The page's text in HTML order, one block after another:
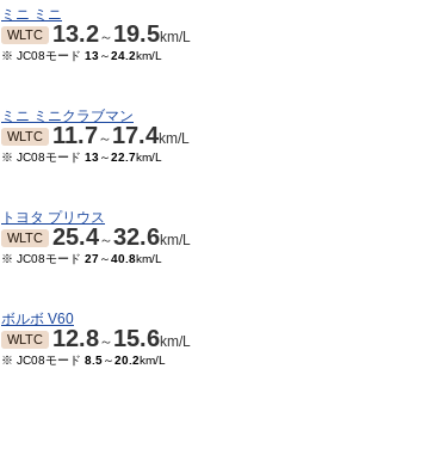
ミニ ミニ
WLTC 13.2～ 19.5km/L
※ JC08モード 13～24.2km/L
ミニ ミニクラブマン
WLTC 11.7～ 17.4km/L
※ JC08モード 13～22.7km/L
トヨタ プリウス
WLTC 25.4～32.6km/L
※ JC08モード 27～40.8km/L
ボルボ V60
WLTC 12.8～ 15.6km/L
※ JC08モード 8.5～20.2km/L